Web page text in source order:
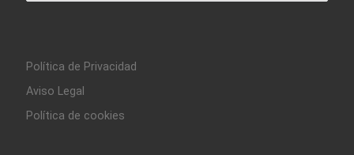
Política de Privacidad
Aviso Legal
Política de cookies